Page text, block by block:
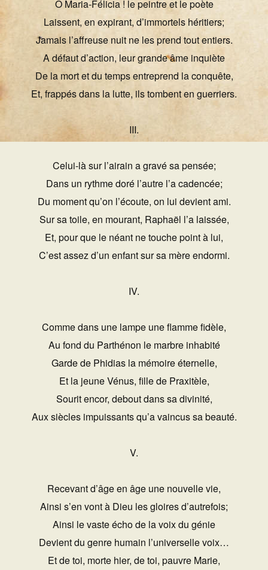
O Maria-Félicia ! le peintre et le poète
Laissent, en expirant, d’immortels héritiers;
Jamais l’affreuse nuit ne les prend tout entiers.
A défaut d’action, leur grande âme inquiète
De la mort et du temps entreprend la conquête,
Et, frappés dans la lutte, ils tombent en guerriers.
III.
Celui-là sur l’airain a gravé sa pensée;
Dans un rythme doré l’autre l’a cadencée;
Du moment qu’on l’écoute, on lui devient ami.
Sur sa toile, en mourant, Raphaël l’a laissée,
Et, pour que le néant ne touche point à lui,
C’est assez d’un enfant sur sa mère endormi.
IV.
Comme dans une lampe une flamme fidèle,
Au fond du Parthénon le marbre inhabité
Garde de Phidias la mémoire éternelle,
Et la jeune Vénus, fille de Praxitèle,
Sourit encor, debout dans sa divinité,
Aux siècles impuissants qu’a vaincus sa beauté.
V.
Recevant d’âge en âge une nouvelle vie,
Ainsi s’en vont à Dieu les gloires d’autrefois;
Ainsi le vaste écho de la voix du génie
Devient du genre humain l’universelle voix…
Et de toi, morte hier, de toi, pauvre Marie,